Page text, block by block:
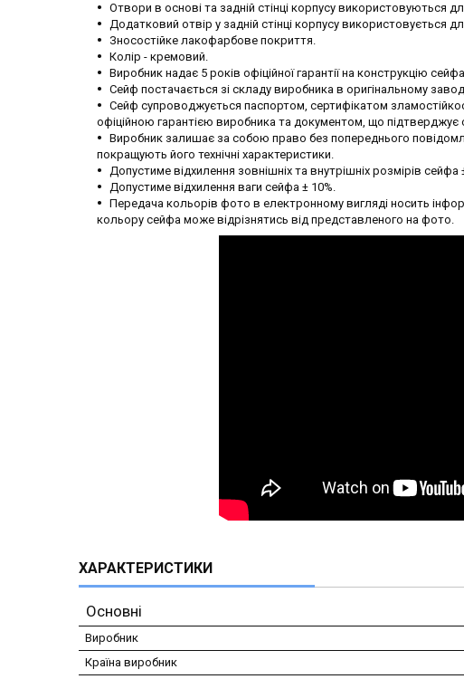
Отвори в основі та задній стінці корпусу використовуються
Додатковий отвір у задній стінці корпусу використовується
Зносостійке лакофарбове покриття.
Колір - кремовий.
Виробник надає 5 років офіційної гарантії на конструкцію
Сейф постачається зі складу виробника в оригінальному
Сейф супроводжується паспортом, сертифікатом
офіційною гарантією виробника та документом, що підтверджує
Виробник залишає за собою право без попереднього
покращують його технічні характеристики.
Допустиме відхилення зовнішніх та внутрішніх розмірів сейфа
Допустиме відхилення ваги сейфа ± 10%.
Передача кольорів фото в електронному вигляді носить
кольору сейфа може відрізнятись від представленого на фото.
ХАРАКТЕРИСТИКИ
Основні
Виробник
Країна виробник